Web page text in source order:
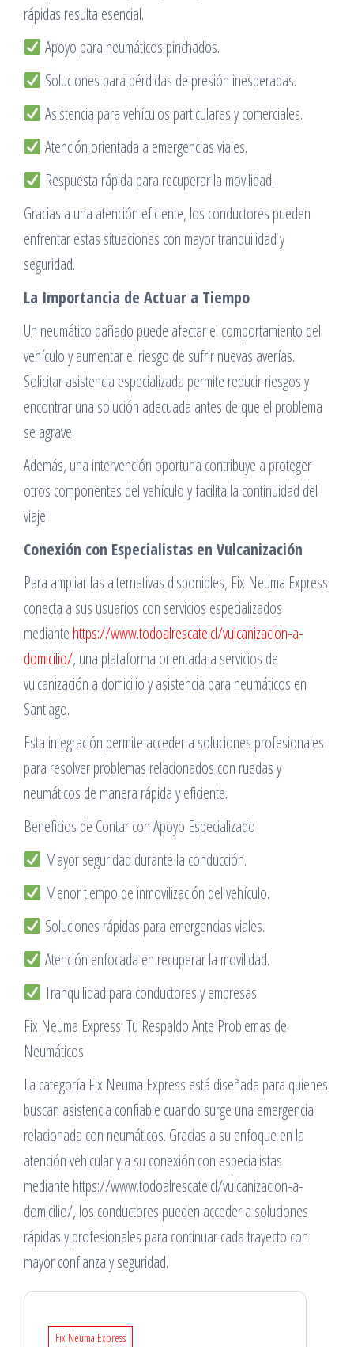
rápidas resulta esencial.
Apoyo para neumáticos pinchados.
Soluciones para pérdidas de presión inesperadas.
Asistencia para vehículos particulares y comerciales.
Atención orientada a emergencias viales.
Respuesta rápida para recuperar la movilidad.
Gracias a una atención eficiente, los conductores pueden
enfrentar estas situaciones con mayor tranquilidad y
seguridad.
La Importancia de Actuar a Tiempo
Un neumático dañado puede afectar el comportamiento del
vehículo y aumentar el riesgo de sufrir nuevas averías.
Solicitar asistencia especializada permite reducir riesgos y
encontrar una solución adecuada antes de que el problema
se agrave.
Además, una intervención oportuna contribuye a proteger
otros componentes del vehículo y facilita la continuidad del
viaje.
Conexión con Especialistas en Vulcanización
Para ampliar las alternativas disponibles, Fix Neuma Express
conecta a sus usuarios con servicios especializados
mediante https://www.todoalrescate.cl/vulcanizacion-a-
domicilio/, una plataforma orientada a servicios de
vulcanización a domicilio y asistencia para neumáticos en
Santiago.
Esta integración permite acceder a soluciones profesionales
para resolver problemas relacionados con ruedas y
neumáticos de manera rápida y eficiente.
Beneficios de Contar con Apoyo Especializado
Mayor seguridad durante la conducción.
Menor tiempo de inmovilización del vehículo.
Soluciones rápidas para emergencias viales.
Atención enfocada en recuperar la movilidad.
Tranquilidad para conductores y empresas.
Fix Neuma Express: Tu Respaldo Ante Problemas de
Neumáticos
La categoría Fix Neuma Express está diseñada para quienes
buscan asistencia confiable cuando surge una emergencia
relacionada con neumáticos. Gracias a su enfoque en la
atención vehicular y a su conexión con especialistas
mediante https://www.todoalrescate.cl/vulcanizacion-a-
domicilio/, los conductores pueden acceder a soluciones
rápidas y profesionales para continuar cada trayecto con
mayor confianza y seguridad.
Fix Neuma Express